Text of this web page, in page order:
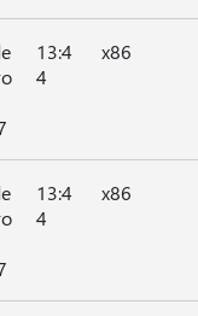
13:4
4
x86
13:4
4
x86